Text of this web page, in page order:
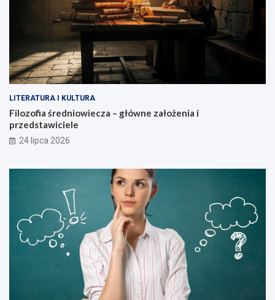
LITERATURA I KULTURA
Filozofia średniowiecza – główne założenia i
przedstawiciele
24 lipca 2026